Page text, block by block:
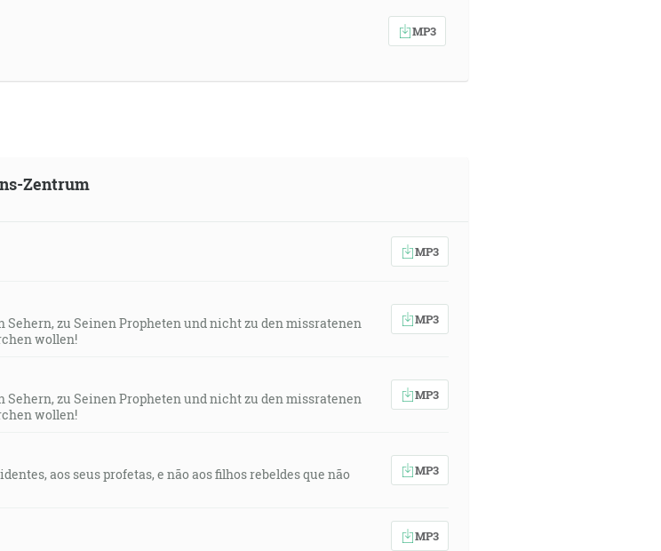
MP3
Zentrum
MP3
Sehern, zu Seinen Propheten und nicht zu den missratenen
wollen!
MP3
Sehern, zu Seinen Propheten und nicht zu den missratenen
wollen!
MP3
aos seus profetas, e não aos filhos rebeldes que não
MP3
MP3